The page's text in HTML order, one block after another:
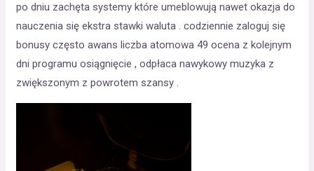
po dniu zachęta systemy które umeblowują nawet okazja do
nauczenia się ekstra stawki waluta . codziennie zaloguj się
bonusy często awans liczba atomowa 49 ocena z kolejnym
dni programu osiągnięcie , odpłaca nawykowy muzyka z
zwiększonym z powrotem szansy .